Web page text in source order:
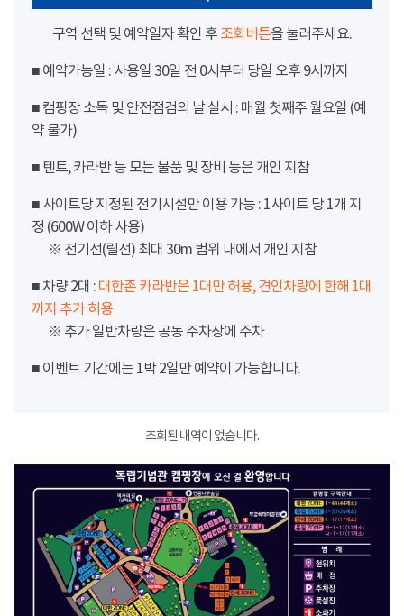
구역 선택 및 예약일자 확인 후 조회버튼을 눌러주세요.
■ 예약가능일 : 사용일 30일 전 0시부터 당일 오후 9시까지
■ 캠핑장 소독 및 안전점검의 날 실시 : 매월 첫째주 월요일 (예
약 불가)
■ 텐트, 카라반 등 모든 물품 및 장비 등은 개인 지참
■ 사이트당 지정된 전기시설만 이용 가능 : 1사이트 당 1개 지
정 (600W 이하 사용)
※ 전기선(릴선) 최대 30m 범위 내에서 개인 지참
■ 차량 2대 : 대한존 카라반은 1대만 허용, 견인차량에 한해 1대
까지 추가 허용
※ 추가 일반차량은 공동 주차장에 주차
■ 이벤트 기간에는 1박 2일만 예약이 가능합니다.
조회된 내역이 없습니다.